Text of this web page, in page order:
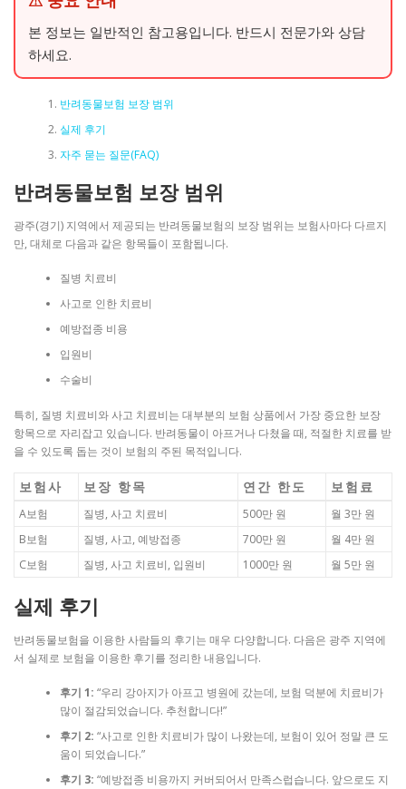
본 정보는 일반적인 참고용입니다. 반드시 전문가와 상담
하세요.
반려동물보험 보장 범위
실제 후기
자주 묻는 질문(FAQ)
반려동물보험 보장 범위
광주(경기) 지역에서 제공되는 반려동물보험의 보장 범위는 보험사마다 다르지
만, 대체로 다음과 같은 항목들이 포함됩니다.
질병 치료비
사고로 인한 치료비
예방접종 비용
입원비
수술비
특히, 질병 치료비와 사고 치료비는 대부분의 보험 상품에서 가장 중요한 보장
항목으로 자리잡고 있습니다. 반려동물이 아프거나 다쳤을 때, 적절한 치료를 받
을 수 있도록 돕는 것이 보험의 주된 목적입니다.
보험사 보장 항목 연간 한도 보험료
A보험 질병, 사고 치료비 500만 원
월 3만 원
B보험
질병, 사고, 예방접종 700만 원
월 4만 원
C보험
질병, 사고 치료비, 입원비 1000만 원 월 5만 원
실제 후기
반려동물보험을 이용한 사람들의 후기는 매우 다양합니다. 다음은 광주 지역에
서 실제로 보험을 이용한 후기를 정리한 내용입니다.
후기 1: “우리 강아지가 아프고 병원에 갔는데, 보험 덕분에 치료비가
많이 절감되었습니다. 추천합니다!”
후기 2: “사고로 인한 치료비가 많이 나왔는데, 보험이 있어 정말 큰 도
움이 되었습니다.”
후기 3: “예방접종 비용까지 커버되어서 만족스럽습니다. 앞으로도 지